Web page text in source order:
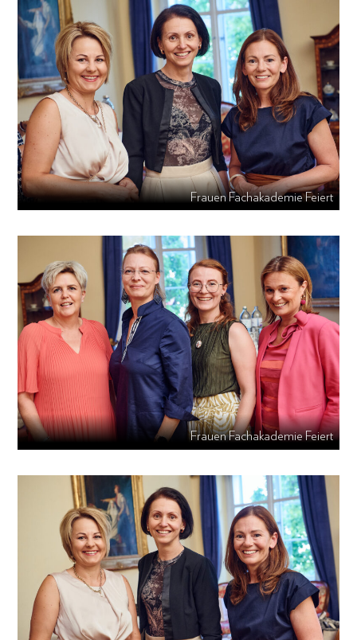
Frauen Fachakademie Feiert
Frauen Fachakademie Feiert